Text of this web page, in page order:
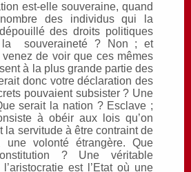
est-elle souveraine, quand
des individus qui la
des droits politiques
la souveraineté ? Non ; et
de voir que ces mêmes
à la plus grande partie des
donc votre déclaration des
pouvaient subsister ? Une
serait la nation ? Esclave ;
à obéir aux lois qu’on
la servitude à être contraint de
une volonté étrangère. Que
? Une véritable
est l’Etat où une